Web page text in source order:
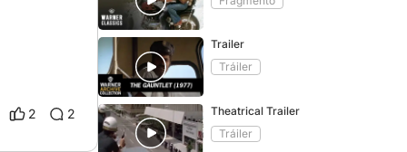
2 2
Trailer
Tráiler
Theatrical Trailer
Tráiler